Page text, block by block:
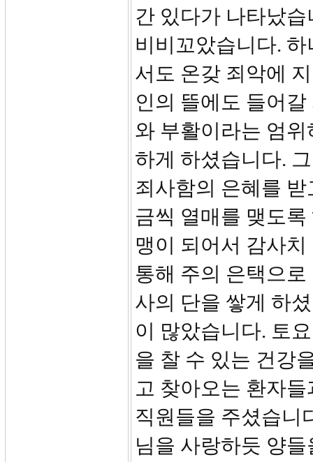
간 있다가 나타났
비비꼬았습니다.
서도 온갖 죄악에
인의 뜰에도 들어
와 부활이라는 엄
하게 하셨습니다.
죄사함의 은혜를
금씩 열매를 맺도
맹이 되어서 감사
통해 주의 은택으
사의 단을 쌓게 하
이 많았습니다. 토
을 찰 수 있는 건강
고 찾아오는 환자
직원들을 주셨습니
님을 사랑하듯 양